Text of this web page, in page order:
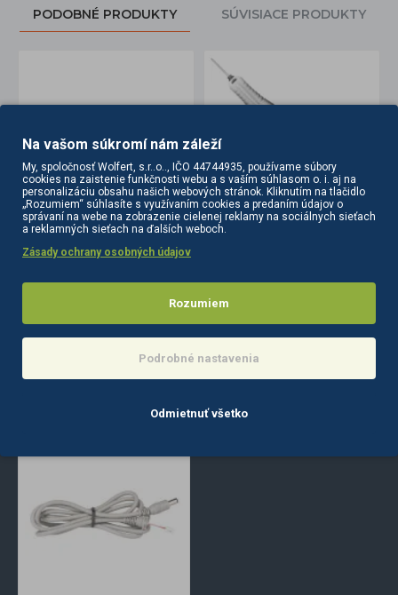
PODOBNÉ PRODUKTY SÚVISIACE PRODUKTY
Hlava Saeyang SH 37 LN pre frézku Marathon
136,10€
POSLEDNE
NAJČASTEJŠIE
Na vašom súkromí nám záleží
My, spoločnosť Wolfert, s.r..o.., IČO 44744935, používame súbory
cookies na zaistenie funkčnosti webu a s vaším súhlasom o. i. aj na
personalizáciu obsahu našich webových stránok. Kliknutím na tlačidlo
„Rozumiem“ súhlasíte s využívaním cookies a predaním údajov o
správaní na webe na zobrazenie cielenej reklamy na sociálnych sieťach
a reklamných sieťach na ďalších weboch.
Zásady ochrany osobných údajov
Rozumiem
Podrobné nastavenia
Odmietnuť všetko